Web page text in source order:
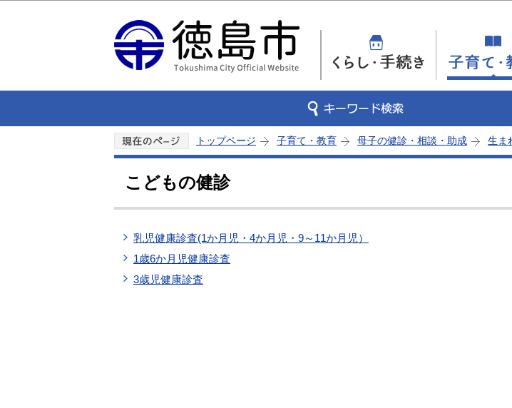
このページの本文
トップページ 子育て・教育 母子の健診・相談・助成 生ま
こどもの健診
乳児健康診査(1か月児・4か月児・9～11か月児）
1歳6か月児健康診査
3歳児健康診査